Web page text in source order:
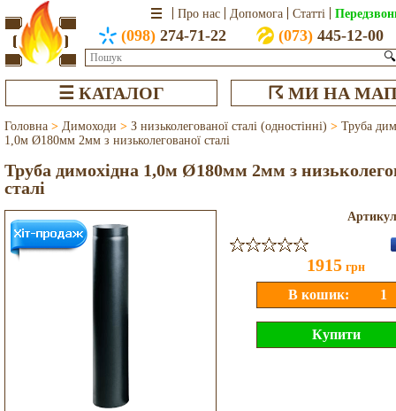
Про нас Допомога Статті
(098) 274-71-22 (073)445-12-00
🔍
☰ КАТАЛОГ ☈ МИ НА
Головна > Димоходи > З низьколегованої сталі (одностінні) > Труба
1,0м Ø180мм 2мм з низьколегованої сталі
Труба димохідна 1,0м Ø180мм 2мм з
сталі
1915 грн